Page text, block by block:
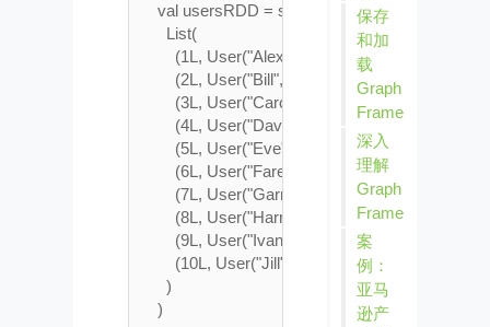
val usersRDD =
      List(
        (1L, User("Alex", 26)),
        (2L, User("Bill", 42)),
        (3L, User("Carol", 18)),
        (4L, User("Dave", 16)),
        (5L, User("Eve", 45)),
        (6L, User("Farell", 30)),
        (7L, User("Garry", 32)),
        (8L, User("Harry", 36)),
        (9L, User("Ivan", 28)),
        (10L, User("Jill", 48))
      )
    )
保存
和加
载
Graph
Frame
深入
理解
Graph
Frame
案
例：
亚马
逊产